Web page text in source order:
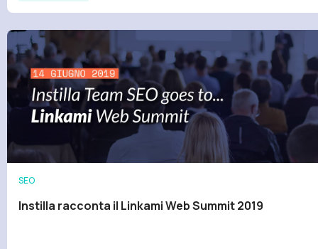
SEO
Instilla racconta il Linkami Web Summit 2019